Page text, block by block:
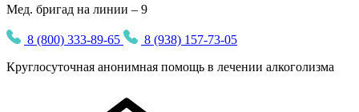
Мед. бригад на линии – 9
8 (800) 333-89-65
8 (938) 157-73-05
Круглосуточная анонимная помощь в лечении алкоголизма